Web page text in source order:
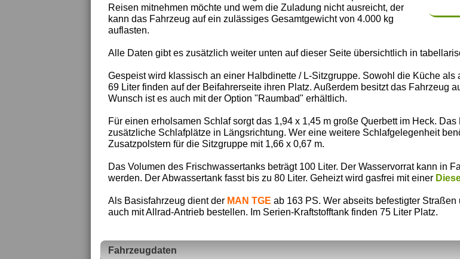
Reisen mitnehmen möchte und wem die Zuladung nicht ausreicht, der
kann das Fahrzeug auf ein zulässiges Gesamtgewicht von 4.000 kg
auflasten.
Alle Daten gibt es zusätzlich weiter unten auf dieser Seite übersichtlich in
Gespeist wird klassisch an einer Halbdinette / L-Sitzgruppe. Sowohl die Küche
69 Liter finden auf der Beifahrerseite ihren Platz. Außerdem besitzt das Fahrzeug
Wunsch ist es auch mit der Option "Raumbad" erhältlich.
Für einen erholsamen Schlaf sorgt das 1,94 x 1,45 m große Querbett im Heck.
zusätzliche Schlafplätze in Längsrichtung. Wer eine weitere Schlafgelegenheit
Zusatzpolstern für die Sitzgruppe mit 1,66 x 0,67 m.
Das Volumen des Frischwassertanks beträgt 100 Liter. Der Wasservorrat kann in
werden. Der Abwassertank fasst bis zu 80 Liter. Geheizt wird gasfrei mit einer
Als Basisfahrzeug dient der MAN TGE ab 163 PS. Wer abseits befestigter
auch mit Allrad-Antrieb bestellen. Im Serien-Kraftstofftank finden 75 Liter Platz.
Fahrzeugdaten